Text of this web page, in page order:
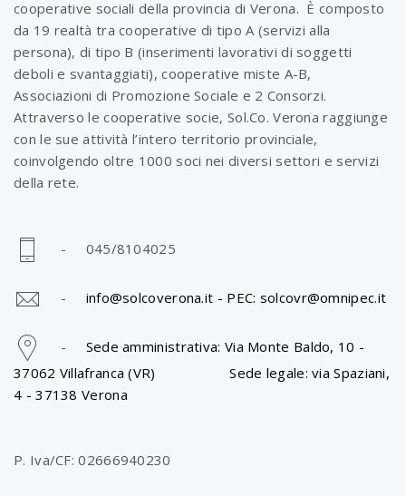
cooperative sociali della provincia di Verona. È composto
da 19 realtà tra cooperative di tipo A (servizi alla
persona), di tipo B (inserimenti lavorativi di soggetti
deboli e svantaggiati), cooperative miste A-B,
Associazioni di Promozione Sociale e 2 Consorzi.
Attraverso le cooperative socie, Sol.Co. Verona raggiunge
con le sue attività l’intero territorio provinciale,
coinvolgendo oltre 1000 soci nei diversi settori e servizi
della rete.
- 045/8104025
- info@solcoverona.it - PEC: solcovr@omnipec.it
- Sede amministrativa: Via Monte Baldo, 10 -
37062 Villafranca (VR) Sede legale: via Spaziani,
4 - 37138 Verona
P. Iva/CF: 02666940230